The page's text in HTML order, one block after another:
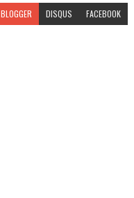
BLOGGER DISQUS FACEBOOK